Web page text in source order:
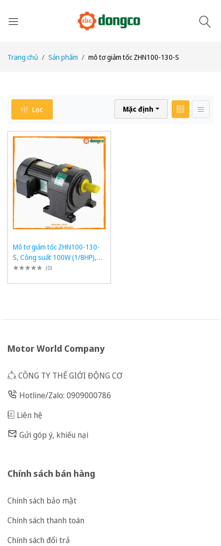
Trang chủ Sản phẩm mô tơ giảm tốc ZHN100-130-S
Lọc Mặc định
Mô tơ giảm tốc ZHN100-130-
S, Công suất 100W (1/8HP),
1/130, Chân đế
(0)
Motor World Company
CÔNG TY THẾ GIỚI ĐỘNG CƠ
Hotline/Zalo: 0909000786
Liên hệ
Gửi góp ý, khiếu nại
Chính sách bán hàng
Chính sách bảo mật
Chính sách thanh toán
Chính sách đổi trả